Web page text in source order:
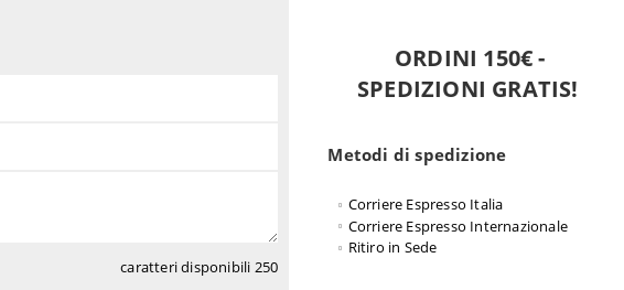
caratteri disponibili 250
ORDINI 150€ -
SPEDIZIONI GRATIS!
Metodi di spedizione
Corriere Espresso Italia
Corriere Espresso Internazionale
Ritiro in Sede